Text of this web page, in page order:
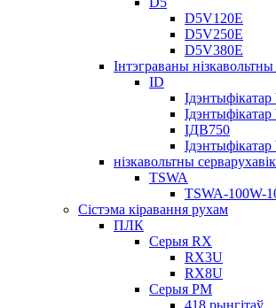
D5V120E
D5V250E
D5V380E
Інтэграваны нізкавольтны
ID
ІДВ750
нізкавольтны
TSWA
TSWA-100W-
Сістэма кіравання рухам
ПЛК
Серыя RX
RX3U
RX8U
Серыя РМ
418 рынгітаў